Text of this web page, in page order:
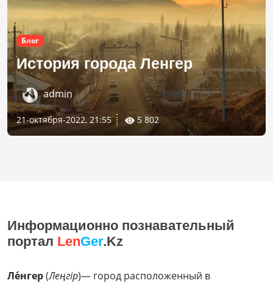
Блог
История города Ленгер
admin
21-октября-2022, 21:55 5 802
Информационно познавательный
портал LenGer.Kz
Ле́нгер(Леңгір)— город расположенный в